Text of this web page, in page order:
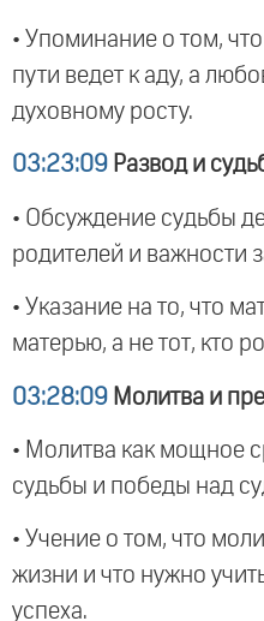
• Упоминание о том,
пути ведет к аду, а
духовному росту.
03:23:09 Развод и
• Обсуждение судьбы
родителей и важности
• Указание на то, что
матерью, а не тот, кто
03:28:09 Молитва и
• Молитва как мощное
судьбы и победы над
• Учение о том, что
жизни и что нужно
успеха.